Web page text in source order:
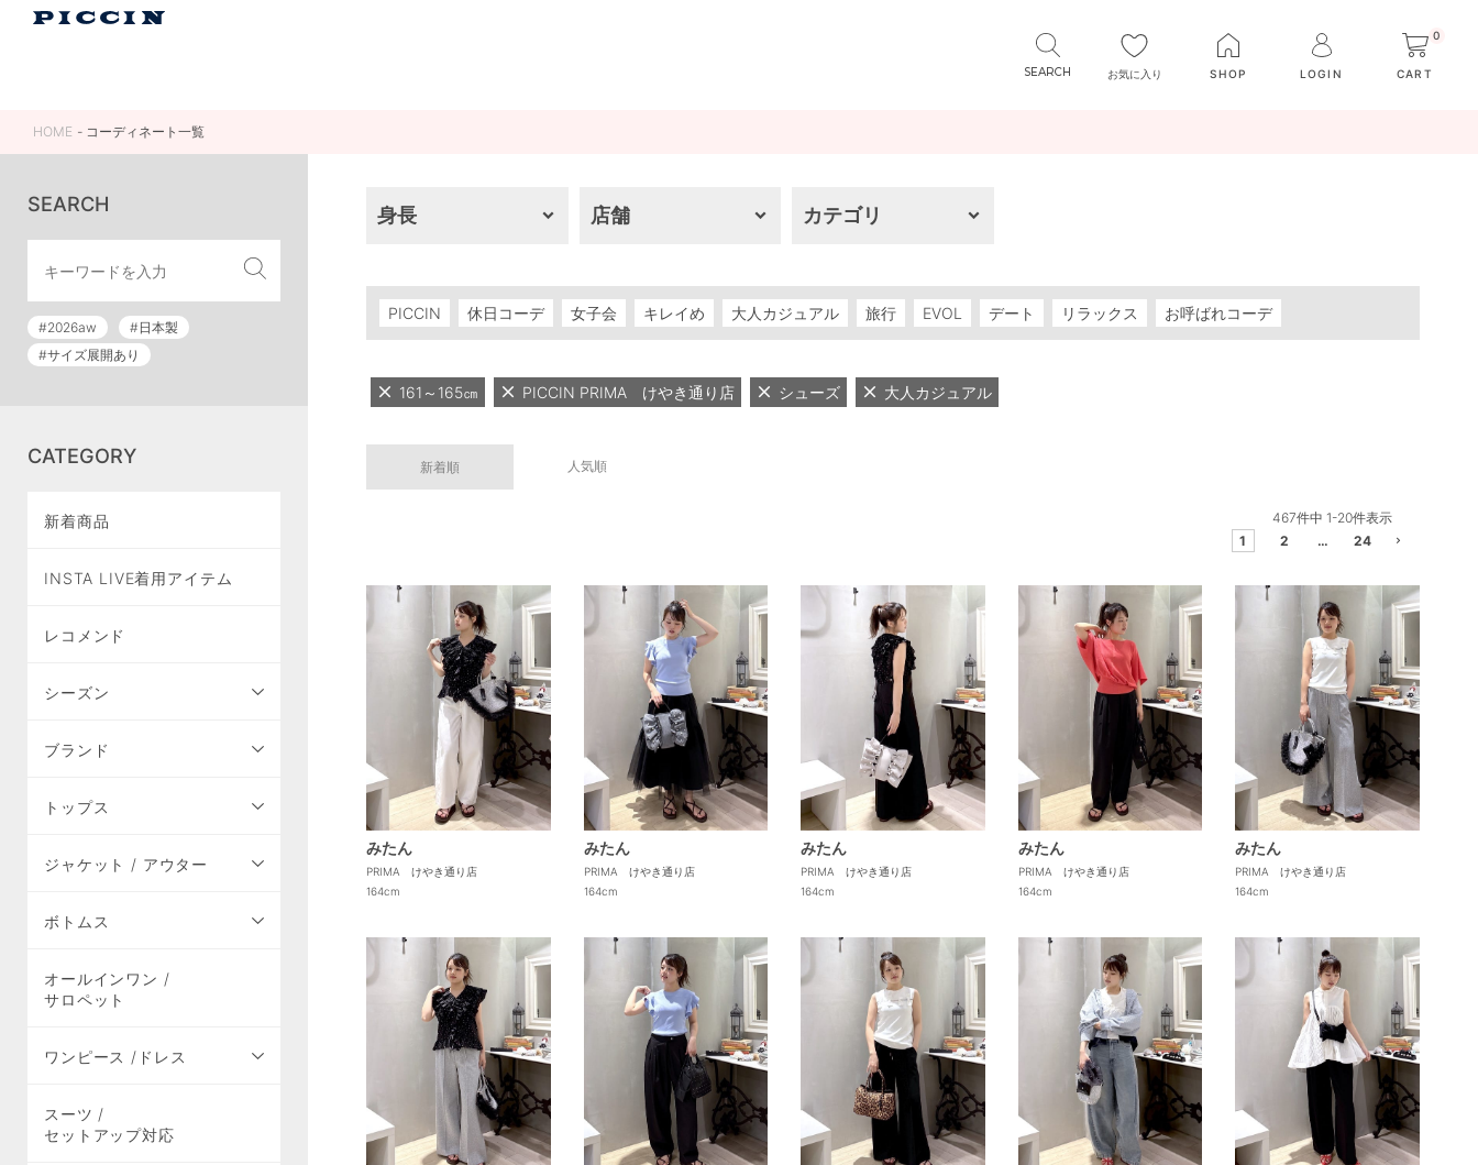
お気に入り SHOP LOGIN
0
CART
HOME コーディネート一覧
SEARCH
#2026aw
#日本製
#サイズ展開あり
CATEGORY
新着商品
INSTA LIVE着用アイテム
レコメンド
シーズン
ブランド
トップス
ジャケット / アウター
ボトムス
オールインワン /
サロペット
ワンピース /ドレス
スーツ /
セットアップ対応
身長 店舗 カテゴリ
PICCIN 休日コーデ 女子会 キレイめ 大人カジュアル 旅行 EVOL デート リラックス お呼ばれコーデ
161～165㎝ PICCIN PRIMA けやき通り店 シューズ 大人カジュアル
新着順 人気順
467件中 1-20件表示
1
2 … 24
みたん
PRIMA けやき通り店
164cm
みたん
PRIMA けやき通り店
164cm
みたん
PRIMA けやき通り店
164cm
みたん
PRIMA けやき通り店
164cm
みたん
PRIMA けやき通り店
164cm